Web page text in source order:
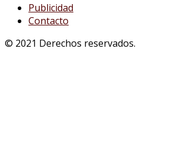
Publicidad
Contacto
© 2021 Derechos reservados.